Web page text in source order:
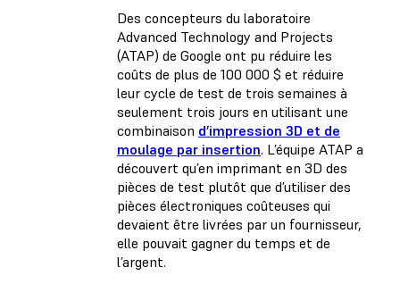
Des concepteurs du laboratoire
Advanced Technology and Projects
(ATAP) de Google ont pu réduire les
coûts de plus de 100 000 $ et réduire
leur cycle de test de trois semaines à
seulement trois jours en utilisant une
combinaison d’impression 3D et de
moulage par insertion. L’équipe ATAP a
découvert qu’en imprimant en 3D des
pièces de test plutôt que d’utiliser des
pièces électroniques coûteuses qui
devaient être livrées par un fournisseur,
elle pouvait gagner du temps et de
l’argent.